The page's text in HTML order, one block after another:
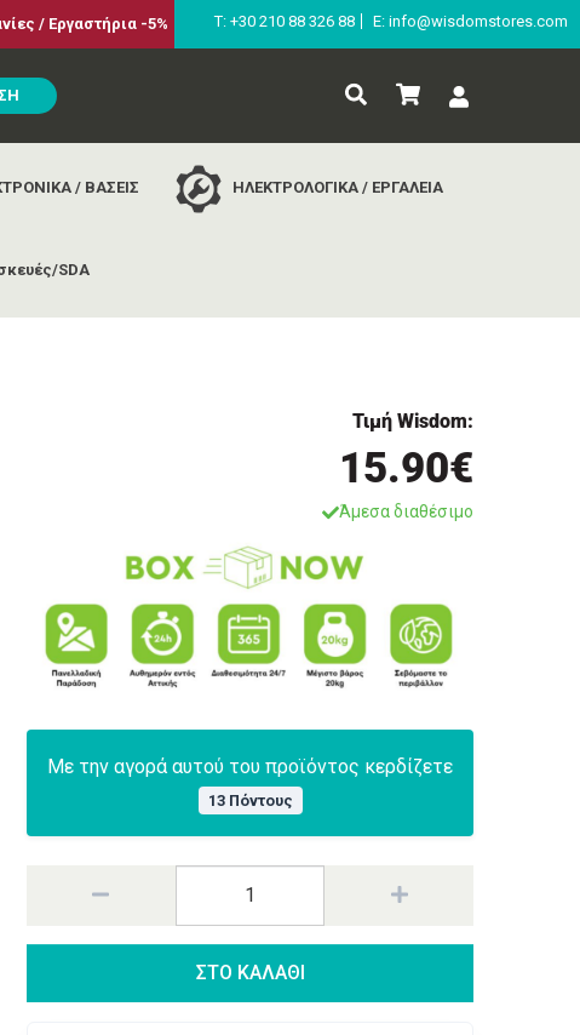
/ Εργαστήρια -5% Τ: +30 210 88 326 88 E: info@wisdomstores.com
/ ΒΑΣΕΙΣ ΗΛΕΚΤΡΟΛΟΓΙΚΑ / ΕΡΓΑΛΕΙΑ
SDA
Τιμή Wisdom:
15.90€
Άμεσα διαθέσιμο
Με την αγορά αυτού του προϊόντος κερδίζετε
13 Πόντους
ΣΤΟ ΚΑΛΑΘΙ